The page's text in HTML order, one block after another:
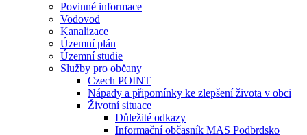
Povinné informace
Vodovod
Kanalizace
Územní plán
Územní studie
Služby pro občany
Czech POINT
Nápady a připomínky ke zlepšení života v obci
Životní situace
Důležité odkazy
Informační občasník MAS Podbrdsko